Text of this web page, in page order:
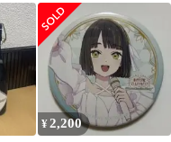
タンド コラボセット 爻
光将軍
¥2,200